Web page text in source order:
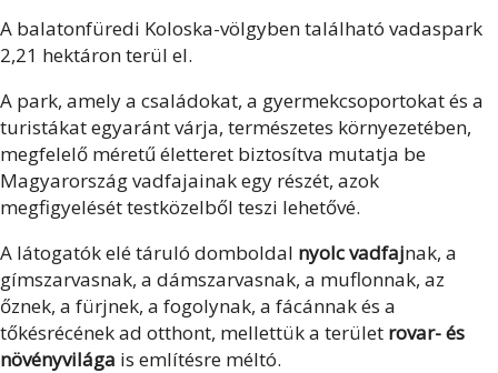
A balatonfüredi Koloska-völgyben található vadaspark
2,21 hektáron terül el.
A park, amely a családokat, a gyermekcsoportokat és a
turistákat egyaránt várja, természetes környezetében,
megfelelő méretű életteret biztosítva mutatja be
Magyarország vadfajainak egy részét, azok
megfigyelését testközelből teszi lehetővé.
A látogatók elé táruló domboldal nyolc vadfajnak, a
gímszarvasnak, a dámszarvasnak, a muflonnak, az
őznek, a fürjnek, a fogolynak, a fácánnak és a
tőkésrécének ad otthont, mellettük a terület rovar- és
növényvilága is említésre méltó.